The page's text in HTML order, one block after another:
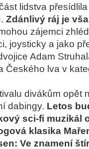
lidstva
Zdánlivý ráj je
zájemci
joysticky a jako
Adam
Českého lva v
divákům opět
dabingy. Letos
sci-fi muzikál
klasika
Ve znamení